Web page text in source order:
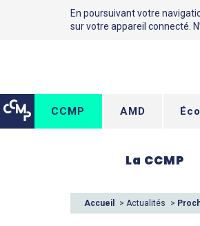
CCMP AMD
La CCMP
Accueil > Actualités >
En poursuivant votre
sur votre appareil connecté.